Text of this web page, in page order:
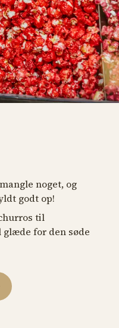
noget, og
godt op!
til
for den søde